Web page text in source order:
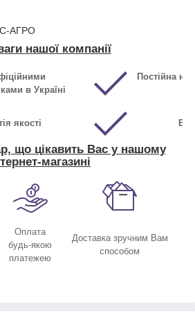
АГРО
нашої компанії
в Україні
Постійна
якості
що цікавить Вас у нашому
магазині
Оплата
будь-якою
платежею
Доставка зручним Вам
способом